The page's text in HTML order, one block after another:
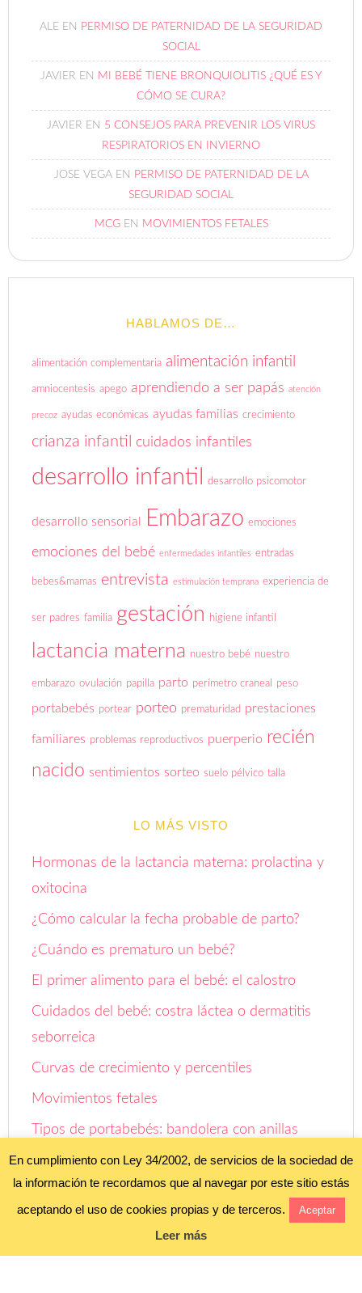
ALE EN PERMISO DE PATERNIDAD DE LA SEGURIDAD
SOCIAL
JAVIER EN MI BEBÉ TIENE BRONQUIOLITIS ¿QUÉ ES Y
CÓMO SE CURA?
JAVIER EN 5 CONSEJOS PARA PREVENIR LOS VIRUS
RESPIRATORIOS EN INVIERNO
JOSE VEGAEN PERMISO DE PATERNIDAD DE LA
SEGURIDAD SOCIAL
MCGEN MOVIMIENTOS FETALES
HABLAMOS DE…
alimentación complementaria alimentación infantil
amniocentesis apego aprendiendo a ser papás atención
precoz ayudas económicas ayudas familias crecimiento
crianza infantil cuidados infantiles
desarrollo infantil desarrollo psicomotor
desarrollo sensorial Embarazo emociones
emociones del bebé enfermedades infantiles entradas
bebes&mamas entrevista estimulación temprana experiencia de
ser padres familia gestación higiene infantil
lactancia materna nuestro bebé nuestro
embarazo ovulación papilla parto perímetro craneal peso
portabebés portear porteo prematuridad prestaciones
familiares problemas reproductivos puerperio recién
nacido sentimientos sorteo suelo pélvico talla
LO MÁS VISTO
Hormonas de la lactancia materna: prolactina y
oxitocina
¿Cómo calcular la fecha probable de parto?
¿Cuándo es prematuro un bebé?
El primer alimento para el bebé: el calostro
Cuidados del bebé: costra láctea o dermatitis
seborreica
Curvas de crecimiento y percentiles
Movimientos fetales
Tipos de portabebés: bandolera con anillas
Evolución: de cigoto a embrión, feto y neonato
Cuándo dar la noticia ¡Esperamos un bebé!
Aviso legal y política de privacidad
En cumplimiento con Ley 34/2002, de servicios de la sociedad de
la información te recordamos que al navegar por este sitio estás
aceptando el uso de cookies propias y de terceros.
Aceptar
Leer más